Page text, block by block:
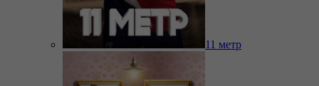
11 метр